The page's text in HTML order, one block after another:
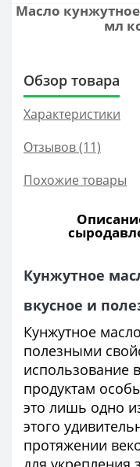
Масло
мл
Обзор товара
Характеристики
Отзывов (11)
Похожие товары
Кунжутное
вкусное и
Кунжутное
полезными
использование
продуктам
это лишь одно
этого
протяжении